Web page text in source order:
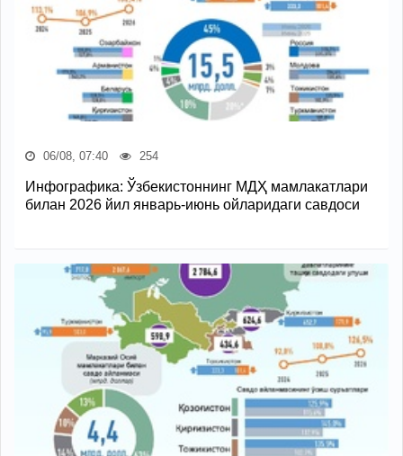
06/08, 07:40 254
Инфографика: Ўзбекистоннинг МДҲ мамлакатлари
билан 2026 йил январь-июнь ойларидаги савдоси